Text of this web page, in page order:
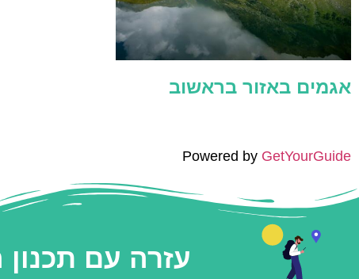
אגמים באזור בראשוב
Powered by GetYourGuide
עזרה עם